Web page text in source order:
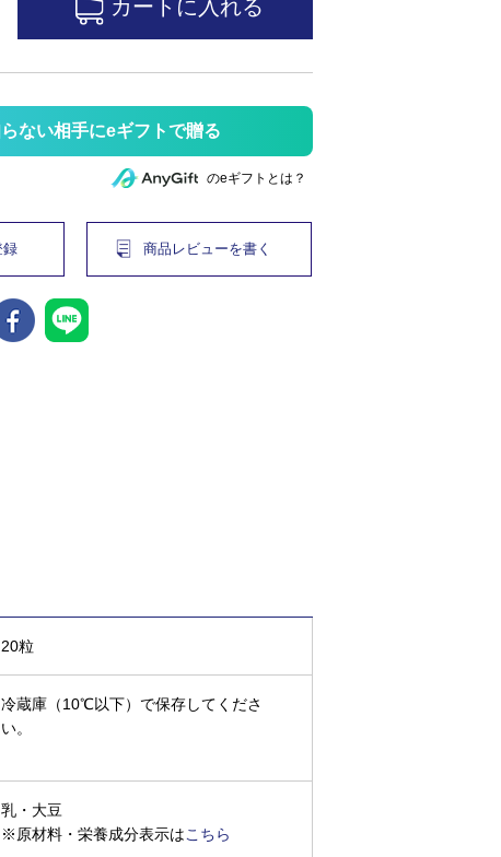
ない相手にeギフトで贈る
のeギフトとは？
録 商品レビューを書く
20粒
冷蔵庫（10℃以下）で保存してくださ
い。
乳・大豆
※原材料・栄養成分表示はこちら